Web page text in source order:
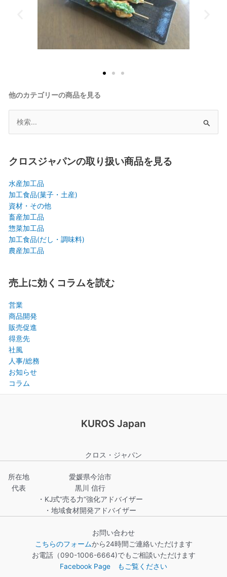
他のカテゴリーの商品を見る
索
象:
クロスジャパンの取り扱い商品を見る
水産加工品
加工食品(菓子・土産)
資材・その他
畜産加工品
惣菜加工品
加工食品(だし・調味料)
農産加工品
売上に効くコラムを読む
営業
商品開発
販売促進
得意先
社風
人事/総務
お知らせ
コラム
KUROS Japan
クロス・ジャパン
所在地
代表
愛媛県今治市
黒川 信行
・KJ式“売る力”強化アドバイザー
・地域食材開発アドバイザー
お問い合わせ
こちらのフォームから24時間ご連絡いただけます
お電話（090-1006-6664)でもご相談いただけます
Facebook Page もご覧ください